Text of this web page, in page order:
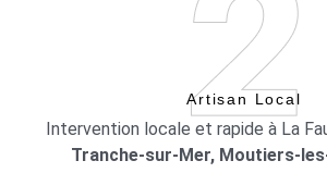
Artisan Local
Intervention locale et rapide à La
Tranche-sur-Mer, Moutiers-